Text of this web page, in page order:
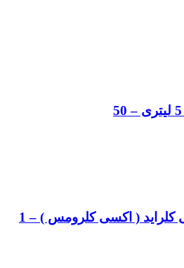
ماهرشیمی – کوپراکسی کلراید ( اکسی کلرومس ) – 1